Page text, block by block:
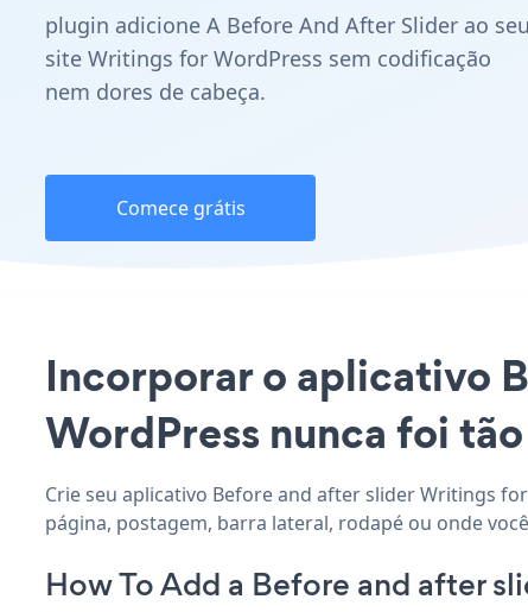
plugin adicione A Before And After Slider ao seu
site Writings for WordPress sem codificação
nem dores de cabeça.
Comece grátis
Incorporar o aplicativo
WordPress nunca foi
Crie seu aplicativo Before and after slider Writings
página, postagem, barra lateral, rodapé ou onde
How To Add a Before and after